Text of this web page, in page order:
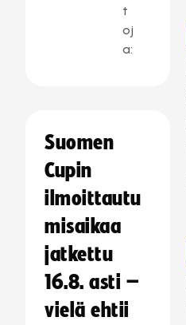
t
oj
a:
Suomen
Cupin
ilmoittautu
misaikaa
jatkettu
16.8. asti –
vielä ehtii